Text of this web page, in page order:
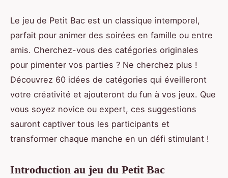
Le jeu de Petit Bac est un classique intemporel,
parfait pour animer des soirées en famille ou entre
amis. Cherchez-vous des catégories originales
pour pimenter vos parties ? Ne cherchez plus !
Découvrez 60 idées de catégories qui éveilleront
votre créativité et ajouteront du fun à vos jeux. Que
vous soyez novice ou expert, ces suggestions
sauront captiver tous les participants et
transformer chaque manche en un défi stimulant !
Introduction au jeu du Petit Bac